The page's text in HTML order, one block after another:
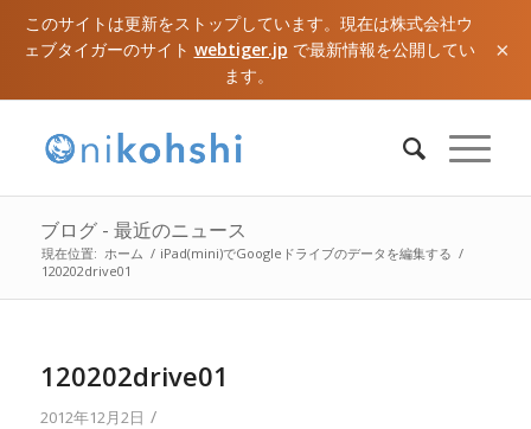
このサイトは更新をストップしています。現在は株式会社ウ
ェブタイガーのサイト webtiger.jp で最新情報を公開してい
ます。
×
ブログ - 最近のニュース
現在位置: ホーム / iPad(mini)でGoogleドライブのデータを編集する /
120202drive01
120202drive01
2012年12月2日 /